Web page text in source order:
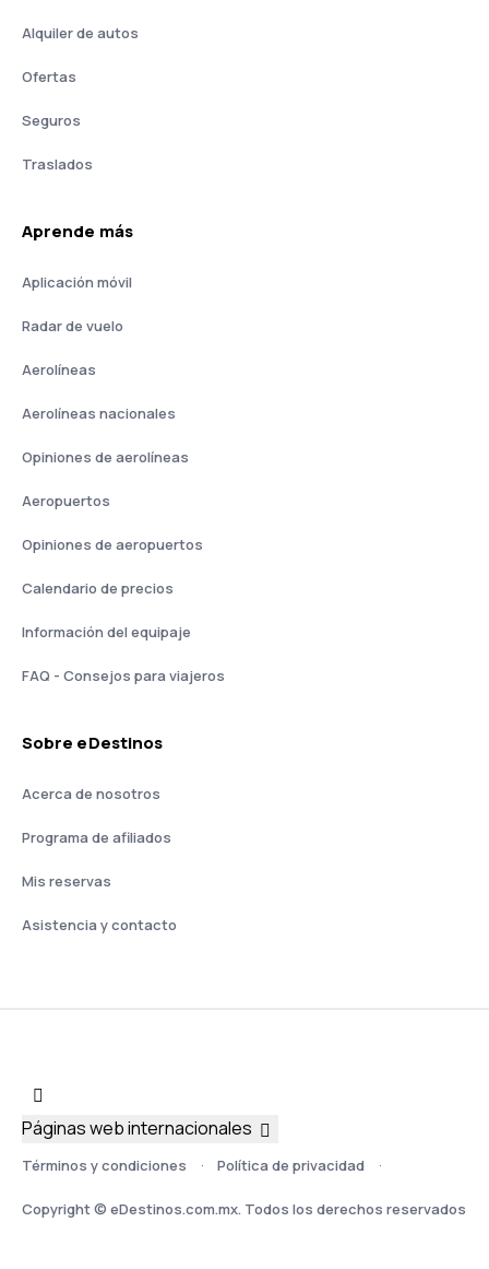
Alquiler de autos
Ofertas
Seguros
Traslados
Aprende más
Aplicación móvil
Radar de vuelo
Aerolíneas
Aerolíneas nacionales
Opiniones de aerolíneas
Aeropuertos
Opiniones de aeropuertos
Calendario de precios
Información del equipaje
FAQ - Consejos para viajeros
Sobre eDestinos
Acerca de nosotros
Programa de afiliados
Mis reservas
Asistencia y contacto
Términos y condiciones Política de privacidad
Copyright © eDestinos.com.mx. Todos los derechos reservados
Páginas web internacionales